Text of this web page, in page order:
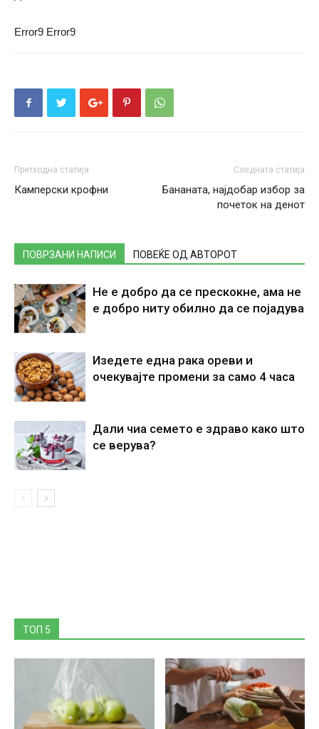
Error9 Error9
Претходна статија
Камперски крофни
Следната статија
Бананата, најдобар избор за
почеток на денот
ПОВРЗАНИ НАПИСИ ПОВЕЌЕ ОД АВТОРОТ
Не е добро да се прескокне, ама не
е добро ниту обилно да се појадува
Изедете една рака ореви и
очекувајте промени за само 4 часа
Дали чиа семето е здраво како што
се верува?
ТОП 5